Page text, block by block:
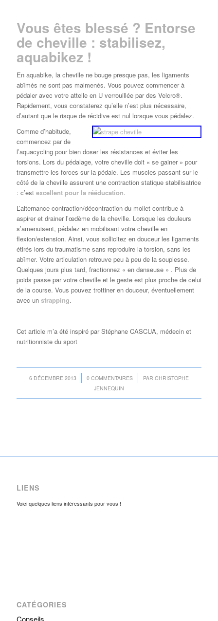
Vous êtes blessé ? Entorse
de cheville : stabilisez,
aquabikez !
En aquabike, la cheville ne bouge presque pas, les ligaments
abîmés ne sont pas malmenés. Vous pouvez commencer à
pédaler avec votre attelle en U verrouillée par des Velcro®.
Rapidement, vous constaterez qu’elle n’est plus nécessaire,
d’autant que le risque de récidive est nul lorsque vous pédalez.
Comme d’habitude,
commencez par de
l’aquacycling pour bien doser les résistances et éviter les
torsions. Lors du pédalage, votre cheville doit « se gainer » pour
transmettre les forces sur la pédale. Les muscles passant sur le
côté de la cheville assurent une contraction statique stabilisatrice
: c’est excellent pour la rééducation.
L’alternance contraction/décontraction du mollet contribue à
aspirer et drainer l’œdème de la cheville. Lorsque les douleurs
s’amenuisent, pédalez en mobilisant votre cheville en
flexion/extension. Ainsi, vous sollicitez en douceur les ligaments
étirés lors du traumatisme sans reproduire la torsion, sans les
abîmer. Votre articulation retrouve peu à peu de la souplesse.
Quelques jours plus tard, fractionnez « en danseuse » . Plus de
poids passe par votre cheville et le geste est plus proche de celui
de la course. Vous pouvez trottiner en douceur, éventuellement
avec un strapping.
Cet article m’a été inspiré par Stéphane CASCUA, médecin et
nutritionniste du sport
6 DÉCEMBRE 2013
/ 0 COMMENTAIRES
/ PAR CHRISTOPHE
JENNEQUIN
LIENS
Voici quelques liens intéressants pour vous !
CATÉGORIES